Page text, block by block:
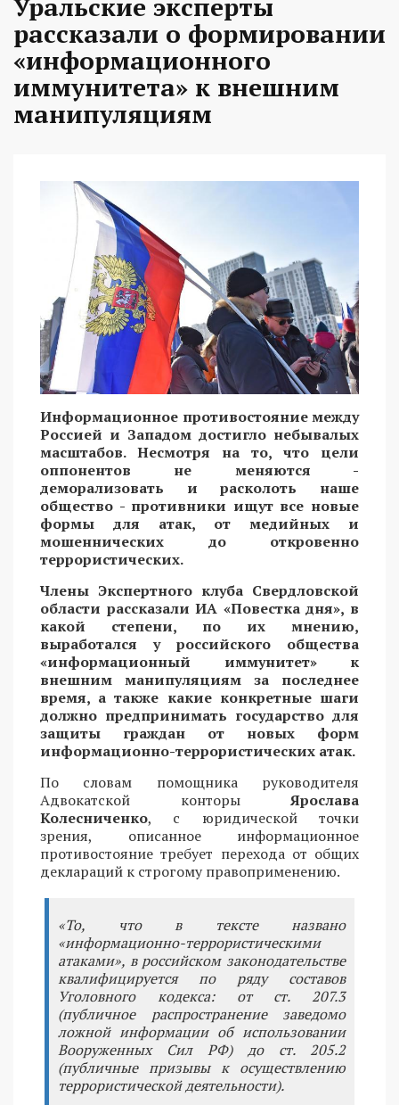
Уральские эксперты
рассказали о формировании
«информационного
иммунитета» к внешним
манипуляциям
Информационное противостояние между
Россией и Западом достигло небывалых
масштабов. Несмотря на то, что цели
оппонентов не меняются -
деморализовать и расколоть наше
общество - противники ищут все новые
формы для атак, от медийных и
мошеннических до откровенно
террористических.
Члены Экспертного клуба Свердловской
области рассказали ИА «Повестка дня», в
какой степени, по их мнению,
выработался у российского общества
«информационный иммунитет» к
внешним манипуляциям за последнее
время, а также какие конкретные шаги
должно предпринимать государство для
защиты граждан от новых форм
информационно-террористических атак.
По словам помощника руководителя
Адвокатской конторыЯрослава
Колесниченко, с юридической точки
зрения, описанное информационное
противостояние требует перехода от общих
деклараций к строгому правоприменению.
«То, что в тексте названо
«информационно-террористическими
атаками», в российском законодательстве
квалифицируется по ряду составов
Уголовного кодекса: от ст. 207.3
(публичное распространение заведомо
ложной информации об использовании
Вооруженных Сил РФ) до ст. 205.2
(публичные призывы к осуществлению
террористической деятельности).